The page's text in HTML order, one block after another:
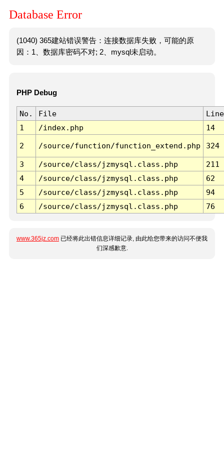
Database Error
(1040) 365建站错误警告：连接数据库失败，可能的原
因：1、数据库密码不对; 2、mysql未启动。
PHP Debug
No. File
Line
1
/index.php 14
2 /source/function/function_extend.php 324
3 /source/class/jzmysql.class.php
211
4
/source/class/jzmysql.class.php
62
5
/source/class/jzmysql.class.php
94
6
/source/class/jzmysql.class.php 76
www.365jz.com 已经将此出错信息详细记录, 由此给您带来的访问不便我
们深感歉意.